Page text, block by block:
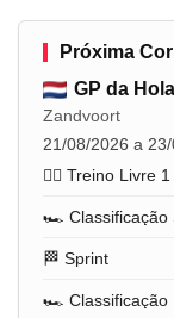
Próxima
GP da
Zandvoort
21/08/2026 a
🏋️‍♂️ Treino Livre 1
🏎️ Classificação
🏁 Sprint
🏎️ Classificação